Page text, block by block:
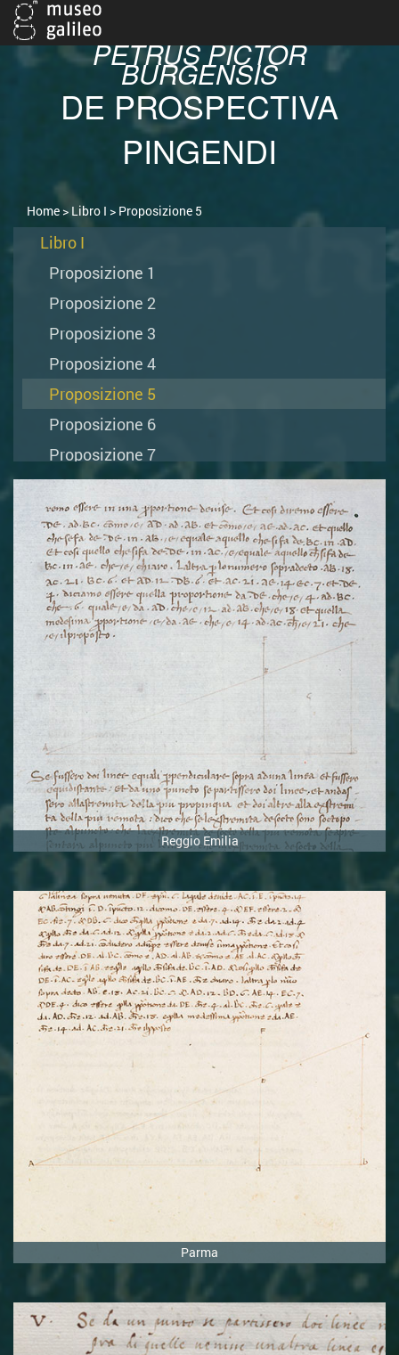
PETRUS PICTOR
BURGENSIS
DE PROSPECTIVA
PINGENDI
Home > Libro I > Proposizione 5
Libro I
Proposizione 1
Proposizione 2
Proposizione 3
Proposizione 4
Proposizione 5
Proposizione 6
Proposizione 7
Proposizione 8
Proposizione 9
Proposizione 10
Proposizione 11
Proposizione 12
Proposizione 13
Proposizione 14
Proposizione 15
Proposizione 16
Proposizione 17
Proposizione 18
Proposizione 19
Proposizione 20
Proposizione 21
Proposizione 22
Proposizione 23
Proposizione 24
Proposizione 25
Proposizione 26
Proposizione 27
Proposizione 29
Proposizione 30
Reggio Emilia
Parma